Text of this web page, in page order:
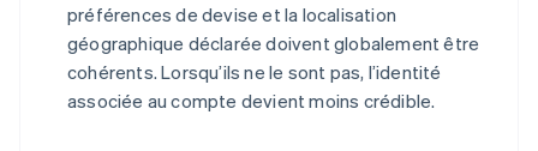
préférences de devise et la localisation
géographique déclarée doivent globalement être
cohérents. Lorsqu’ils ne le sont pas, l’identité
associée au compte devient moins crédible.